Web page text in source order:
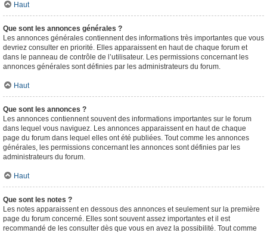
Haut
Que sont les annonces générales ?
Les annonces générales contiennent des informations très importantes que vous
devriez consulter en priorité. Elles apparaissent en haut de chaque forum et
dans le panneau de contrôle de l’utilisateur. Les permissions concernant les
annonces générales sont définies par les administrateurs du forum.
Haut
Que sont les annonces ?
Les annonces contiennent souvent des informations importantes sur le forum
dans lequel vous naviguez. Les annonces apparaissent en haut de chaque
page du forum dans lequel elles ont été publiées. Tout comme les annonces
générales, les permissions concernant les annonces sont définies par les
administrateurs du forum.
Haut
Que sont les notes ?
Les notes apparaissent en dessous des annonces et seulement sur la première
page du forum concerné. Elles sont souvent assez importantes et il est
recommandé de les consulter dès que vous en avez la possibilité. Tout comme